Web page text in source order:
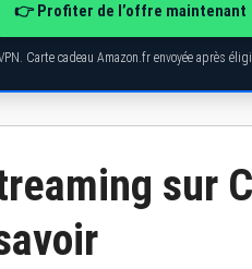
👉 Profiter de l’offre maintenant
Carte cadeau Amazon.fr envoyée après
sur